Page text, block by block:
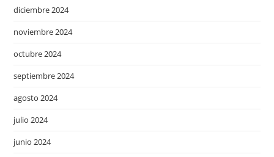
diciembre 2024
noviembre 2024
octubre 2024
septiembre 2024
agosto 2024
julio 2024
junio 2024